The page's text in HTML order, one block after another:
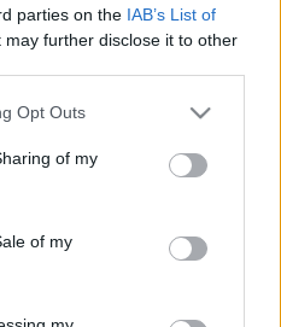
parties on the IAB’s List of
may further disclose it to other
uses one or more Google
behaviour. You may click to
and its third-party tags to
purposes in below Google
Opt Outs
of my
of my
mellett sűrűn jelennek
fontosabb
Mivel Budapest
val, hanem a
is
a Boráros tér